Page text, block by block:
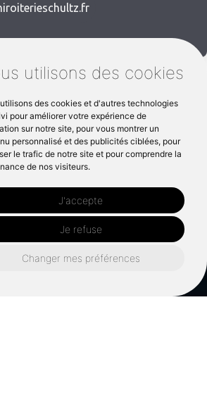
utilisons des cookies
des cookies et d'autres technologies
pour améliorer votre expérience de
sur notre site, pour vous montrer un
personnalisé et des publicités ciblées, pour
le trafic de notre site et pour comprendre la
de nos visiteurs.
J'accepte
Je refuse
Changer mes préférences
cuisine autour de
: